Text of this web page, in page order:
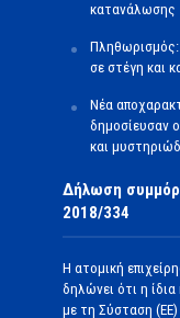
κατανάλωσης
Πληθωρισμός:
σε στέγη και
Νέα
δημοσίευσαν
και
Δήλωση
2018/334
Η ατομική
δηλώνει ότι η
με τη Σύσταση